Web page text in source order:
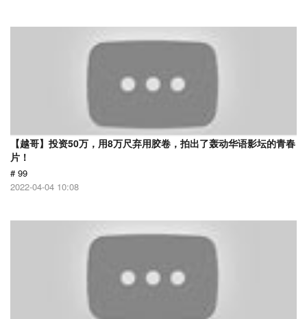
【越哥】投资50万，用8万尺弃用胶卷，拍出了轰动华语影坛的青春
片！
# 99
2022-04-04 10:08